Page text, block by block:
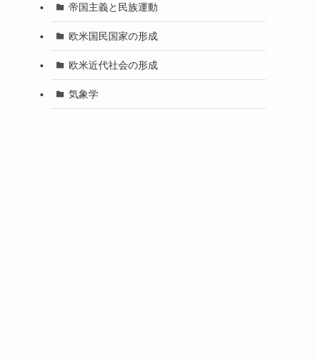
帝国主義と民族運動
欧米国民国家の形成
欧米近代社会の形成
気象学